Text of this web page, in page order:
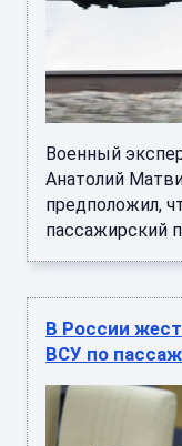
Военный
Анатолий
предположил,
пассажирский
В России
ВСУ по